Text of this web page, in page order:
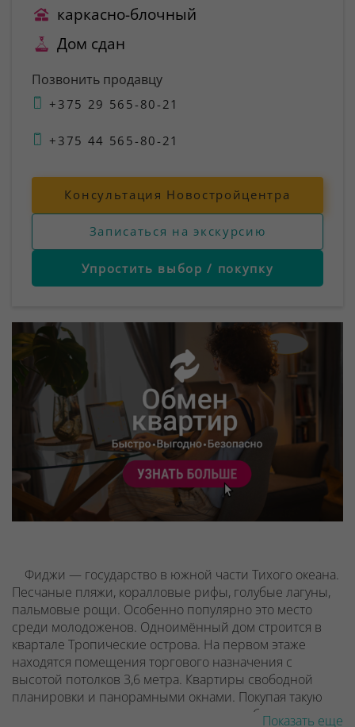
каркасно-блочный
Дом сдан
Позвонить продавцу
+375 29 565-80-21
+375 44 565-80-21
Консультация Новостройцентра
Записаться на экскурсию
Упростить выбор / покупку
Фиджи — государство в южной части Тихого океана.
Песчаные пляжи, коралловые рифы, голубые лагуны,
пальмовые рощи. Особенно популярно это место
среди молодоженов. Одноимённый дом строится в
квартале Тропические острова. На первом этаже
находятся помещения торгового назначения с
высотой потолков 3,6 метра. Квартиры свободной
планировки и панорамными окнами. Покупая такую
квартиру, жильцы получают полную свободуПоказать еще